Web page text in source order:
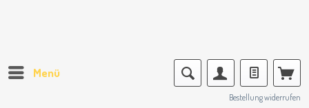
Menü
Bestellung widerrufen